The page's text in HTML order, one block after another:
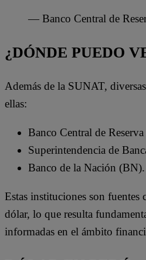
— Banco Central de
¿DÓNDE PUEDO
Además de la SUNAT,
ellas:
Banco Central de
Superintendencia de
Banco de la Nación (BN).
Estas instituciones son
dólar, lo que resulta
informadas en el ámbito